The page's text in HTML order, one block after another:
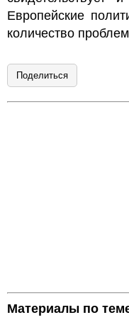
Европейские
количество
Поделиться
Материалы по